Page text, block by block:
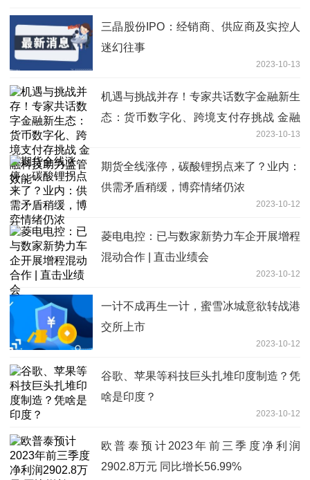
三晶股份IPO：经销商、供应商及实控人
迷幻往事
2023-10-13
机遇与挑战并存！专家共话数字金融新生
态：货币数字化、跨境支付存挑战 金融
2023-10-13
期货全线涨停，碳酸锂拐点来了？业内：
供需矛盾稍缓，博弈情绪仍浓
2023-10-12
菱电电控：已与数家新势力车企开展增程
混动合作 | 直击业绩会
2023-10-12
一计不成再生一计，蜜雪冰城意欲转战港
交所上市
2023-10-12
谷歌、苹果等科技巨头扎堆印度制造？凭
啥是印度？
2023-10-12
欧普泰预计2023年前三季度净利润
2902.8万元 同比增长56.99%